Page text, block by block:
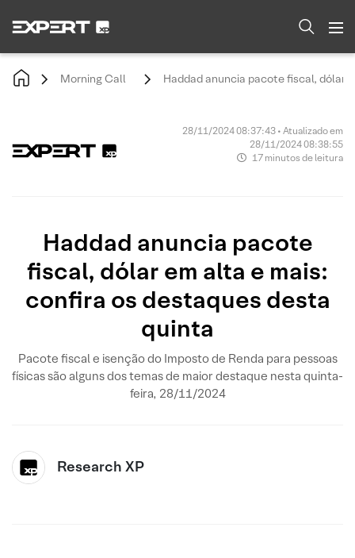
Morning Call Haddad anuncia pacote fiscal, dólar
28/11/2024 08:37:43 • Atualizado em
28/11/2024 08:38:55
17 minutos de leitura
Haddad anuncia pacote
fiscal, dólar em alta e mais:
confira os destaques desta
quinta
Pacote fiscal e isenção do Imposto de Renda para pessoas
físicas são alguns dos temas de maior destaque nesta quinta-
feira, 28/11/2024
Research XP